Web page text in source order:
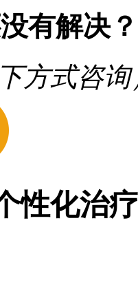
有解决？
方式咨询
性化治